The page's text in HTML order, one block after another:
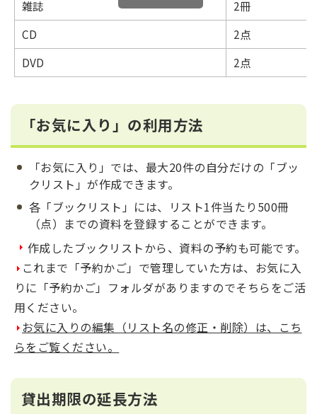
雑誌
2冊
CD
2点
DVD
2点
「お気に入り」の利用方法
「お気に入り」では、最大20件の自分だけの「ブッ
クリスト」が作成できます。
各「ブックリスト」には、リスト1件当たり500冊
（点）までの資料を登録することができます。
作成したブックリストから、資料の予約も可能です。
これまで「予約かご」で管理していた方は、お気に入
りに「予約かご」フォルダがありますのでそちらをご活
用ください。
お気に入りの編集（リスト名の修正・削除）は、こち
らをご覧ください。
貸出期限の延長方法